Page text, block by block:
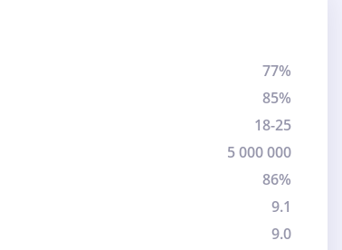
77%
85%
18-25
5 000 000
86%
9.1
9.0